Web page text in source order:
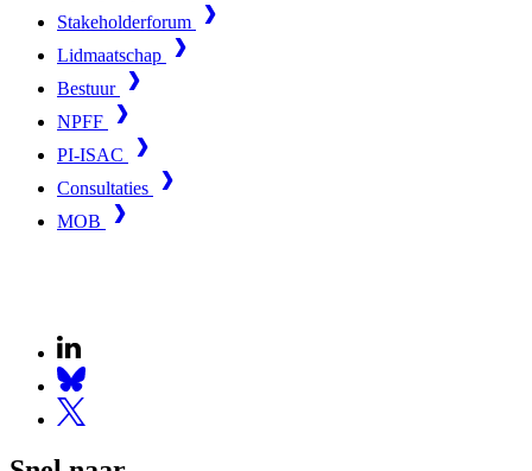
Stakeholderforum
Lidmaatschap
Bestuur
NPFF
PI-ISAC
Consultaties
MOB